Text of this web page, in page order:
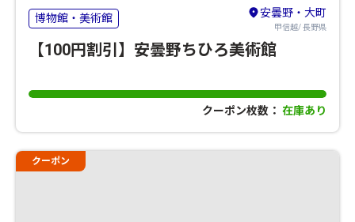
博物館・美術館 安曇野・大町
甲信越/ 長野県
【100円割引】安曇野ちひろ美術館
クーポン枚数： 在庫あり
クーポン